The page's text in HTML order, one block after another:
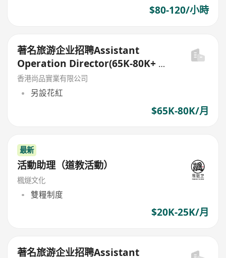
$80-120/小時
著名旅游企业招聘Assistant
Operation Director(65K-80K+ 花
红)
香港尚品實業有限公司
另設花紅
$65K-80K/月
最新
活動助理（道教活動）
楓燧文化
雙糧制度
$20K-25K/月
著名旅游企业招聘Assistant